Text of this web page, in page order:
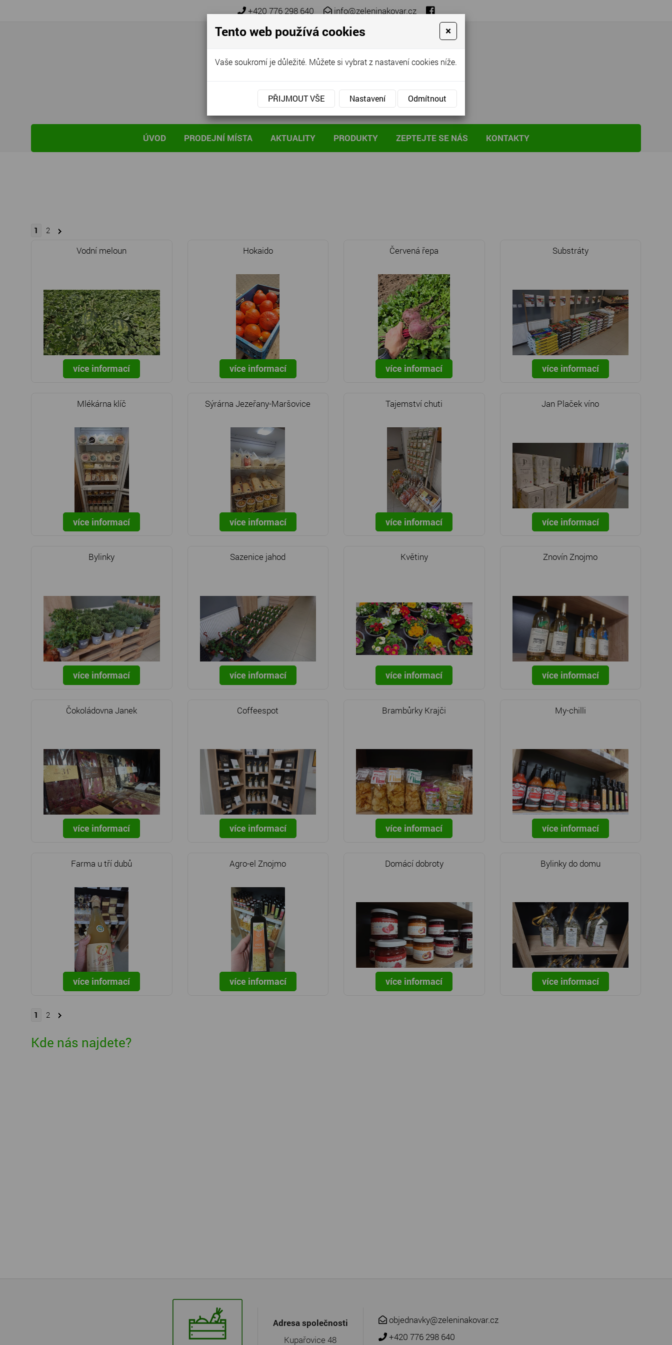
+420 776 298 640 info@zeleninakovar.cz
ÚVOD PRODEJNÍ MÍSTA AKTUALITY PRODUKTY ZEPTEJTE SE NÁS KONTAKTY
1 2
Vodní meloun
více informací
Hokaido
více informací
Červená řepa
více informací
Substráty
více informací
Mlékárna klíč
více informací
Sýrárna Jezeřany-Maršovice
více informací
Tajemství chuti
více informací
Jan Plaček víno
více informací
Bylinky
více informací
Sazenice jahod
více informací
Květiny
více informací
Znovín Znojmo
více informací
Čokoládovna Janek
více informací
Coffeespot
více informací
Brambůrky Krajči
více informací
My-chilli
více informací
Farma u tří dubů
více informací
Agro-el Znojmo
více informací
Domácí dobroty
více informací
Bylinky do domu
více informací
1 2
Kde nás najdete?
Adresa společnosti
Kupařovice 48
objednavky@zeleninakovar.cz
+420 776 298 640
Tento web používá cookies ×
Vaše soukromí je důležité. Můžete si vybrat z nastavení cookies níže.
PŘIJMOUT VŠE Nastavení Odmítnout